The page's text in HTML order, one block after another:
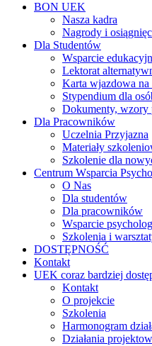
BON UEK
Nasza kadra
Nagrody i
Dla Studentów
Wsparcie
Lektorat
Karta wjazdowa
Stypendium dla
Dokumenty, wzory
Dla Pracowników
Uczelnia Przyjazna
Materiały
Szkolenie dla
Centrum Wsparcia
O Nas
Dla studentów
Dla pracowników
Wsparcie
Szkolenia i
DOSTĘPNOŚĆ
Kontakt
UEK coraz bardziej
Kontakt
O projekcie
Szkolenia
Harmonogram
Działania